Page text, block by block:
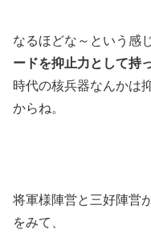
なるほどな～という感
ードを抑止力として持
時代の核兵器なんかは
からね。
将軍様陣営と三好陣営
をみて、